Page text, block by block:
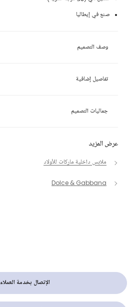
عرض المزيد
ملابس داخلية ماركات للأولاد
Dolce & Gabbana
صنع في إيطاليا
وصف التصميم
تفاصيل إضافية
جماليات التصميم
الإتصال بخدمة العملاء